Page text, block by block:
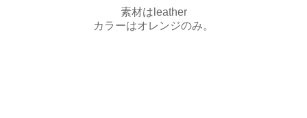
素材はleather
カラーはオレンジのみ。